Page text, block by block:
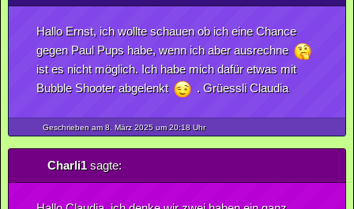
Hallo Ernst, ich wollte schauen ob ich eine Chance
gegen Paul Pups habe, wenn ich aber ausrechne
ist es nicht möglich. Ich habe mich dafür etwas mit
Bubble Shooter abgelenkt
. Grüessli Claudia
Geschrieben am 8. März2025um 20:18 Uhr
Charli1sagte: